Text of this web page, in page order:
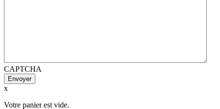
CAPTCHA
x
Votre panier est vide.